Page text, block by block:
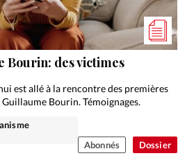
Dossier
des victimes
est allé à la rencontre des premières
Bourin. Témoignages.
Abonnés